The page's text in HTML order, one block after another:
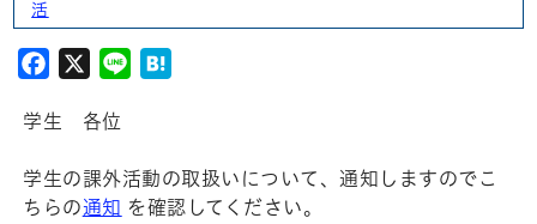
活
Facebook
X Line
学生 各位
学生の課外活動の取扱いについて、通知しますのでこ
ちらの通知 を確認してください。